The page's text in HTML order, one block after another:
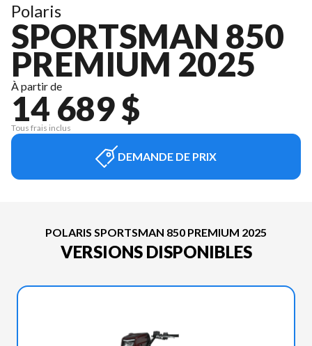
Polaris
SPORTSMAN 850
PREMIUM 2025
À partir de
14 689 $
Tous frais inclus
DEMANDE DE PRIX
POLARIS SPORTSMAN 850 PREMIUM 2025
VERSIONS DISPONIBLES